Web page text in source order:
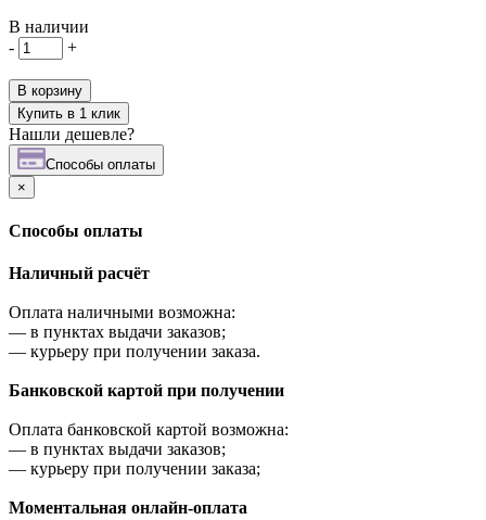
В наличии
-
+
В корзину
Купить в 1 клик
Нашли дешевле?
Cпособы оплаты
×
Cпособы оплаты
Наличный расчёт
Оплата наличными возможна:
— в пунктах выдачи заказов;
— курьеру при получении заказа.
Банковской картой при получении
Оплата банковской картой возможна:
— в пунктах выдачи заказов;
— курьеру при получении заказа;
Моментальная онлайн-оплата